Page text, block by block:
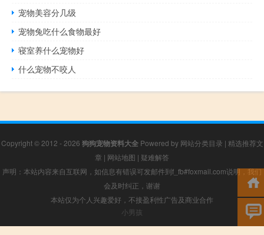
宠物美容分几级
宠物兔吃什么食物最好
寝室养什么宠物好
什么宠物不咬人
Copyright © 2012 - 2026 狗狗宠物资料大全Powered by 网站分类目录 | 精选推荐文
章 | 网站地图 | 疑难解答
声明：本站内容来自互联网，如信息有错误可发邮件到f_fb#foxmail.com说明，我们
会及时纠正，谢谢
本站仅为个人兴趣爱好，不接盈利性广告及商业合作
小男孩